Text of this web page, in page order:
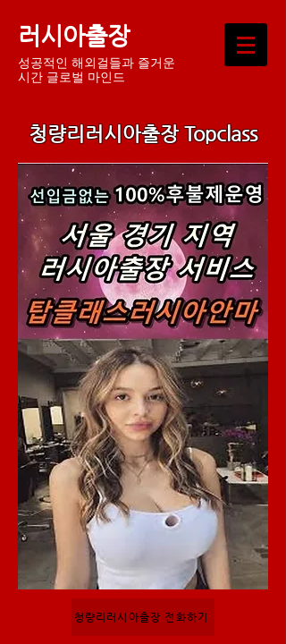
러시아출장
성공적인 해외걸들과 즐거운
시간 글로벌 마인드
청량리러시아출장 Topclass
청량리러시아출장 전화하기